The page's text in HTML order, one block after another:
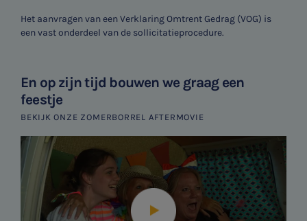
Het aanvragen van een Verklaring Omtrent Gedrag (VOG) is
een vast onderdeel van de sollicitatieprocedure.
En op zijn tijd bouwen we graag een
feestje
BEKIJK ONZE ZOMERBORREL AFTERMOVIE